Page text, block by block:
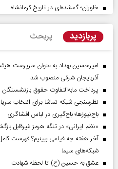
خاوران؛ گمشده‌ای در تاریخ کرمانشاه
پربازدید پربحث
امیرحسین بهداد به عنوان سرپرست
آذربایجان شرقی منصوب شد
پرداخت مابه‌التفاوت حقوق
نظرسنجی شبکه تماشا برای انتخاب
باج‌نیوزها؛ باج‌گیری در لباس افشاگری
«نظم ایرانی» در تنگه هرمز غیرقابل
آخر هفته چه فیلمی ببینیم؟ فهرست
شبکه‌های سیما
عشق به حسین (ع) تا لحظه شهادت